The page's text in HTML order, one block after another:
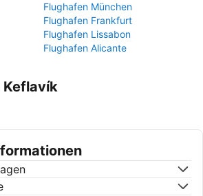
Flughafen München
Flughafen Frankfurt
Flughafen Lissabon
Flughafen Alicante
Keflavík